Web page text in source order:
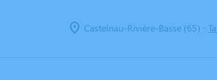
Castelnau-Rivière-Basse (65)-